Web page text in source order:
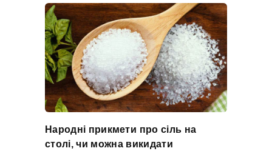
Народні прикмети про сіль на
столі, чи можна викидати